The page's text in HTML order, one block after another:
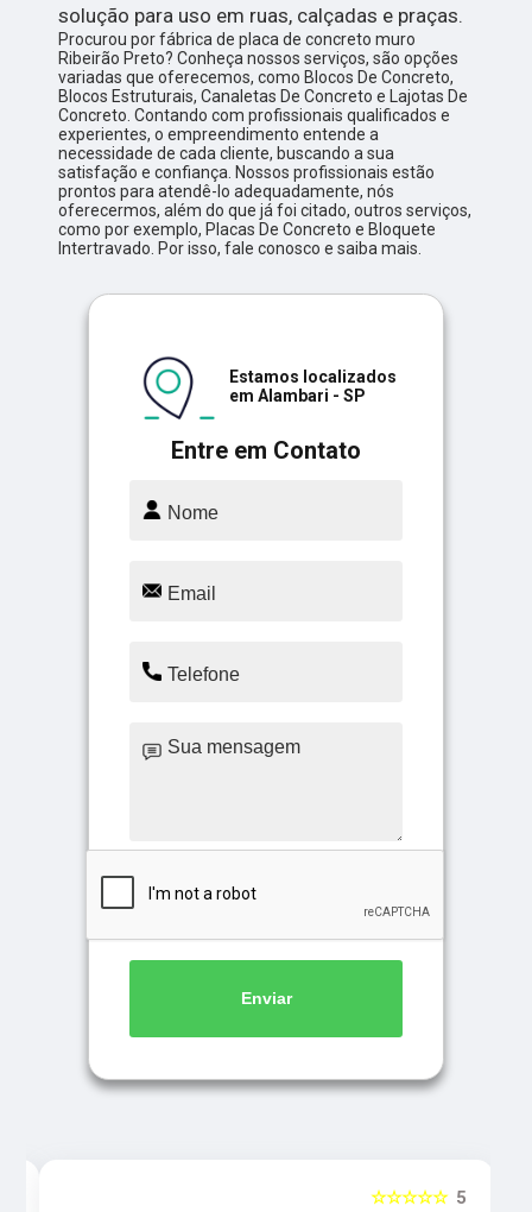
solução para uso em ruas, calçadas e praças.
Procurou por fábrica de placa de concreto muro
Ribeirão Preto? Conheça nossos serviços, são opções
variadas que oferecemos, como Blocos De Concreto,
Blocos Estruturais, Canaletas De Concreto e Lajotas De
Concreto. Contando com profissionais qualificados e
experientes, o empreendimento entende a
necessidade de cada cliente, buscando a sua
satisfação e confiança. Nossos profissionais estão
prontos para atendê-lo adequadamente, nós
oferecermos, além do que já foi citado, outros serviços,
como por exemplo, Placas De Concreto e Bloquete
Intertravado. Por isso, fale conosco e saiba mais.
Entre em Contato
Estamos localizados
em Alambari - SP
Enviar
5
☆☆☆☆☆